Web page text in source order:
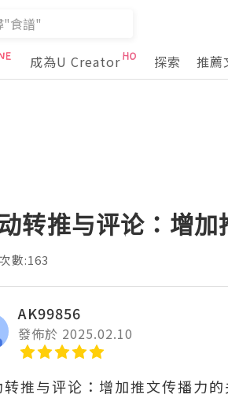
成為U Creator 探索 推薦
转推与评论：增
數:163
AK99856
發佈於 2025.02.10
转推与评论：增加推文传播力